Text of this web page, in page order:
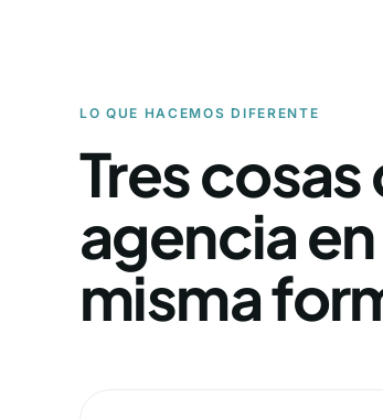
LO QUE HACEMOS DIFERENTE
Tres
agencia
misma